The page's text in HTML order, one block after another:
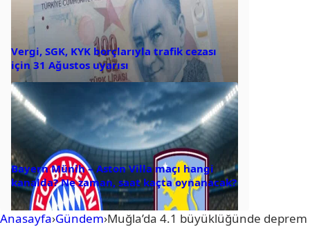
Vergi, SGK, KYK borçlarıyla trafik cezası
için 31 Ağustos uyarısı
Bayern Münih – Aston Villa maçı hangi
kanalda? Ne zaman, saat kaçta oynanacak?
Anasayfa›Gündem›Muğla’da 4.1 büyüklüğünde deprem